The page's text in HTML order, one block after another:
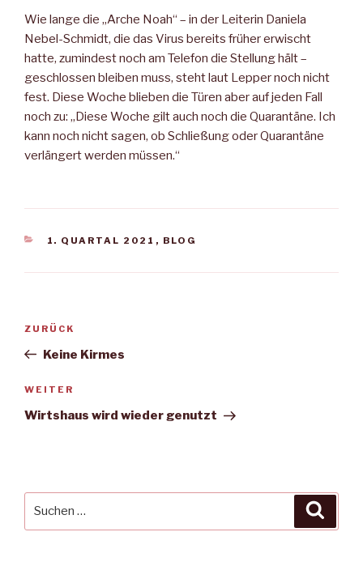
Wie lange die „Arche Noah“ – in der Leiterin Daniela
Nebel-Schmidt, die das Virus bereits früher erwischt
hatte, zumindest noch am Telefon die Stellung hält –
geschlossen bleiben muss, steht laut Lepper noch nicht
fest. Diese Woche blieben die Türen aber auf jeden Fall
noch zu: „Diese Woche gilt auch noch die Quarantäne. Ich
kann noch nicht sagen, ob Schließung oder Quarantäne
verlängert werden müssen.“
KATEGORIEN
1. QUARTAL 2021 , BLOG
Beitragsnavigation
Vorheriger
Beitrag
ZURÜCK
Keine Kirmes
Nächster
Beitrag
WEITER
Wirtshaus wird wieder genutzt